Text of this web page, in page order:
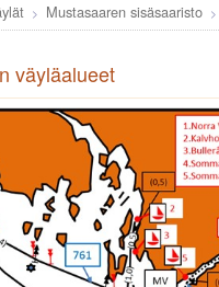
Mustasaaren sisäsaaristo
väyläalueet